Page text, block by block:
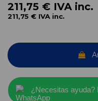
211,75 € IVA inc.
211,75 € IVA inc.
¿Necesitas ayuda?